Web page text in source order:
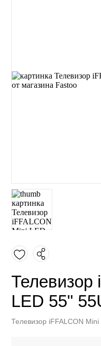
Телевизор
LED 55"
Телевизор iFFALCON